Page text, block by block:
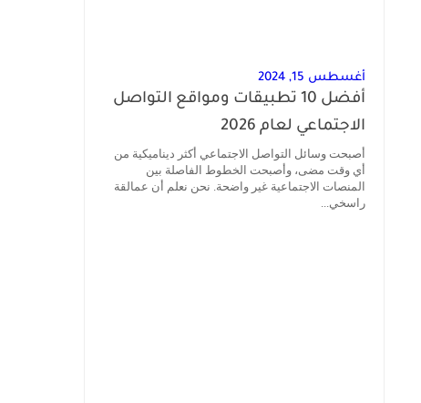
أغسطس 15, 2024
أفضل 10 تطبيقات ومواقع التواصل
الاجتماعي لعام 2026
أصبحت وسائل التواصل الاجتماعي أكثر ديناميكية من
أي وقت مضى، وأصبحت الخطوط الفاصلة بين
المنصات الاجتماعية غير واضحة. نحن نعلم أن عمالقة
راسخي...